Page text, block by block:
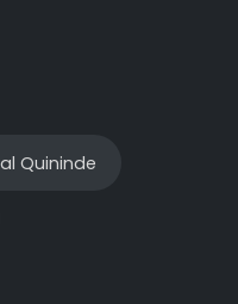
Quininde